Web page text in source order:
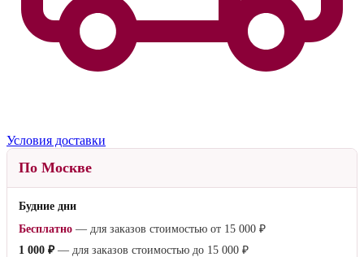
Условия доставки
По Москве
Будние дни
Бесплатно — для заказов стоимостью от 15 000 ₽
1 000 ₽— для заказов стоимостью до 15 000 ₽